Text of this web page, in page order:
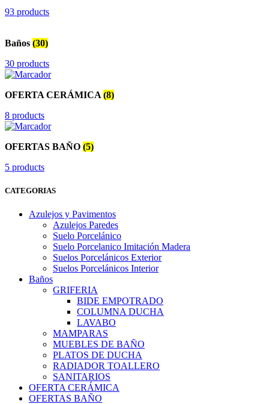
93 products
Baños (30)
30 products
OFERTA CERÁMICA (8)
8 products
OFERTAS BAÑO (5)
5 products
CATEGORIAS
Azulejos y Pavimentos
Azulejos Paredes
Suelo Porcelánico
Suelo Porcelanico Imitación Madera
Suelos Porcelánicos Exterior
Suelos Porcelánicos Interior
Baños
GRIFERIA
BIDE EMPOTRADO
COLUMNA DUCHA
LAVABO
MAMPARAS
MUEBLES DE BAÑO
PLATOS DE DUCHA
RADIADOR TOALLERO
SANITARIOS
OFERTA CERÁMICA
OFERTAS BAÑO